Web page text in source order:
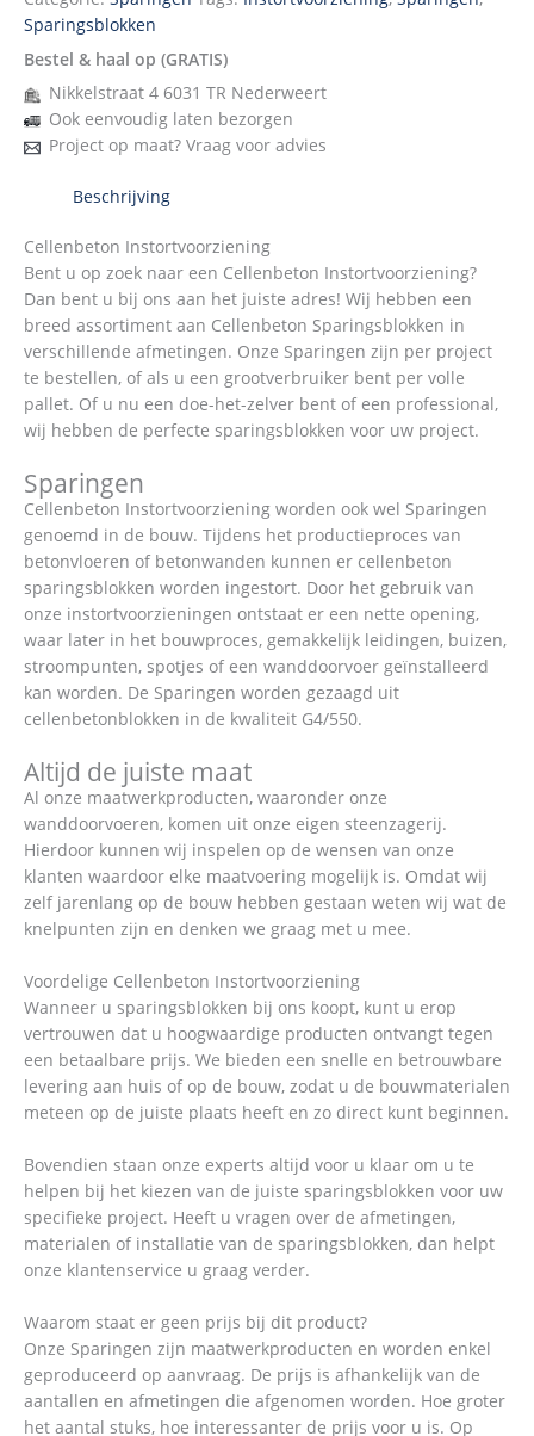
Sparingsblokken
Bestel & haal op (GRATIS)
Nikkelstraat 4 6031 TR Nederweert
Ook eenvoudig laten bezorgen
Project op maat? Vraag voor advies
Beschrijving
Cellenbeton Instortvoorziening
Bent u op zoek naar een Cellenbeton Instortvoorziening?
Dan bent u bij ons aan het juiste adres! Wij hebben een
breed assortiment aan Cellenbeton Sparingsblokken in
verschillende afmetingen. Onze Sparingen zijn per project
te bestellen, of als u een grootverbruiker bent per volle
pallet. Of u nu een doe-het-zelver bent of een professional,
wij hebben de perfecte sparingsblokken voor uw project.
Sparingen
Cellenbeton Instortvoorziening worden ook wel Sparingen
genoemd in de bouw. Tijdens het productieproces van
betonvloeren of betonwanden kunnen er cellenbeton
sparingsblokken worden ingestort. Door het gebruik van
onze instortvoorzieningen ontstaat er een nette opening,
waar later in het bouwproces, gemakkelijk leidingen, buizen,
stroompunten, spotjes of een wanddoorvoer geïnstalleerd
kan worden. De Sparingen worden gezaagd uit
cellenbetonblokken in de kwaliteit G4/550.
Altijd de juiste maat
Al onze maatwerkproducten, waaronder onze
wanddoorvoeren, komen uit onze eigen steenzagerij.
Hierdoor kunnen wij inspelen op de wensen van onze
klanten waardoor elke maatvoering mogelijk is. Omdat wij
zelf jarenlang op de bouw hebben gestaan weten wij wat de
knelpunten zijn en denken we graag met u mee.
Voordelige Cellenbeton Instortvoorziening
Wanneer u sparingsblokken bij ons koopt, kunt u erop
vertrouwen dat u hoogwaardige producten ontvangt tegen
een betaalbare prijs. We bieden een snelle en betrouwbare
levering aan huis of op de bouw, zodat u de bouwmaterialen
meteen op de juiste plaats heeft en zo direct kunt beginnen.
Bovendien staan onze experts altijd voor u klaar om u te
helpen bij het kiezen van de juiste sparingsblokken voor uw
specifieke project. Heeft u vragen over de afmetingen,
materialen of installatie van de sparingsblokken, dan helpt
onze klantenservice u graag verder.
Waarom staat er geen prijs bij dit product?
Onze Sparingen zijn maatwerkproducten en worden enkel
geproduceerd op aanvraag. De prijs is afhankelijk van de
aantallen en afmetingen die afgenomen worden. Hoe groter
het aantal stuks, hoe interessanter de prijs voor u is. Op